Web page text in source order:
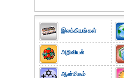
இலக்கியங்கள்
அறிவியல்
ஆன்மிகம்